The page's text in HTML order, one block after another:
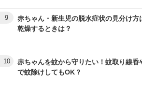
9
赤ちゃん・新生児の脱水症状の見分け方
乾燥するときは？
10
赤ちゃんを蚊から守りたい！蚊取り線香
で蚊除けしてもOK？